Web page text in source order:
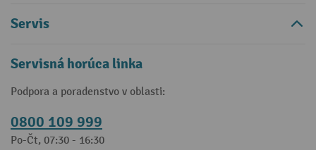
Servis
Servisná horúca linka
Podpora a poradenstvo v oblasti:
0800 109 999
Po-Čt, 07:30 - 16:30